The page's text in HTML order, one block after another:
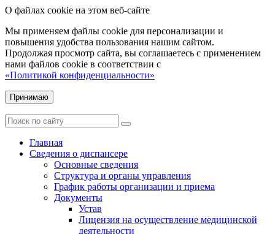
О файлах cookie на этом веб-сайте
Мы применяем файлы cookie для персонализации и
повышения удобства пользования нашим сайтом.
Продолжая просмотр сайта, вы соглашаетесь с применением
нами файлов cookie в соответствии с
«Политикой конфиденциальности»
Принимаю
Главная
Сведения о диспансере
Основные сведения
Структура и органы управления
График работы организации и приема
Документы
Устав
Лицензия на осуществление медицинской
деятельности